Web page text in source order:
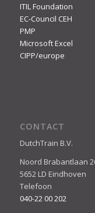
ITIL Foundation
EC-Council CEH
PMP
Microsoft Excel
CIPP/europe
CONTACT
DutchTrain B.V.
Noord Brabantlaan
5652 LD Eindhoven
Telefoon
040-22 00 202